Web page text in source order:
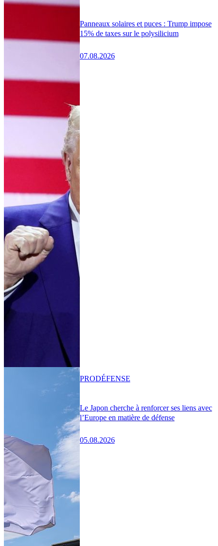
Panneaux solaires et puces : Trump impose
15% de taxes sur le polysilicium
07.08.2026
Le Japon cherche à renforcer ses liens avec
l’Europe en matière de défense
05.08.2026
PRODÉFENSE